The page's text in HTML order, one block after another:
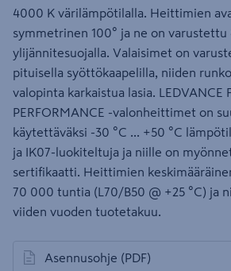
4000 K värilämpötilalla. Heittimien
symmetrinen 100° ja ne on varustettu
ylijännitesuojalla. Valaisimet on
pituisella syöttökaapelilla, niiden
valopinta karkaistua lasia. LEDVANCE
PERFORMANCE -valonheittimet on
käytettäväksi -30 °C ... +50 °C
ja IK07-luokiteltuja ja niille on
sertifikaatti. Heittimien
70 000 tuntia (L70/B50 @ +25 °C) ja
viiden vuoden tuotetakuu.
Asennusohje (PDF)
avautuu uuteen välilehteen